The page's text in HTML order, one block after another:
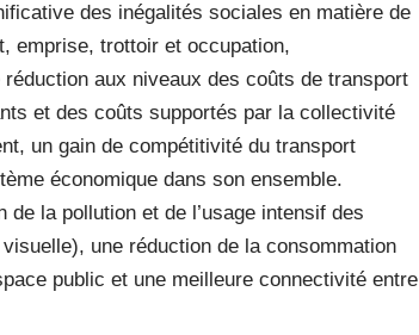
des inégalités sociales en matière de
emprise, trottoir et occupation,
aux niveaux des coûts de transport
et des coûts supportés par la collectivité
un gain de compétitivité du transport
économique dans son ensemble.
la pollution et de l’usage intensif des
une réduction de la consommation
public et une meilleure connectivité entre